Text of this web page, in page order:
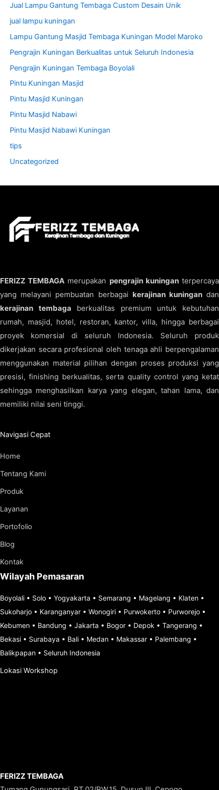
Jual Lampu Gantung Tembaga Custom Desain Unik
jual lampu kuningan
Lampu Gantung Masjid Tembaga Kuningan Model Maroko
Pengrajin Kuningan Berkualitas untuk Seluruh Indonesia
Pengrajin Kuningan Tembaga Boyolali
Pintu Kuningan Masjid
Pintu Masjid Kuningan
Pintu Masjid Nabawi
Pintu Masjid Nabawi Kuningan
tips
Uncategorized
FERIZZ TEMBAGA merupakan pengrajin kuninganterpercaya
yang melayani pembuatan berbagai kerajinan kuningandan
kerajinan tembaga berkualitas premium untuk kebutuhan
rumah, masjid, hotel, restoran, kantor, villa, hingga berbagai
proyek komersial di seluruh Indonesia. Seluruh produk
dikerjakan secara profesional oleh tenaga ahli berpengalaman
menggunakan material pilihan dengan proses produksi yang
presisi, finishing berkualitas, serta quality control yang ketat
sehingga menghasilkan karya yang elegan, tahan lama, dan
memiliki nilai seni tinggi.
Navigasi Cepat
Home
Tentang Kami
Produk
Layanan
Portofolio
Blog
Kontak
Wilayah Pemasaran
Boyolali • Solo • Yogyakarta • Semarang • Magelang • Klaten •
Sukoharjo • Karanganyar • Wonogiri • Purwokerto • Purworejo •
Kebumen • Bandung • Jakarta • Bogor • Depok • Tangerang •
Bekasi • Surabaya • Bali • Medan • Makassar • Palembang •
Balikpapan • Seluruh Indonesia
Lokasi Workshop
FERIZZ TEMBAGA